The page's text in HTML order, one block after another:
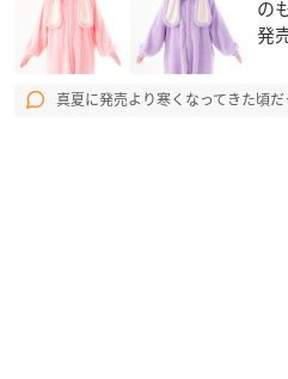
の
発
真夏に発売より寒くなってきた頃